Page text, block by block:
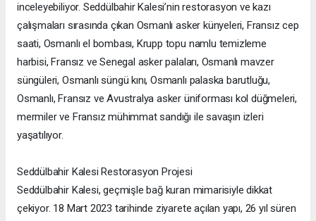
inceleyebiliyor. Seddülbahir Kalesi’nin restorasyon ve kazı
çalışmaları sırasında çıkan Osmanlı asker künyeleri, Fransız cep
saati, Osmanlı el bombası, Krupp topu namlu temizleme
harbisi, Fransız ve Senegal asker palaları, Osmanlı mavzer
süngüleri, Osmanlı süngü kını, Osmanlı palaska barutluğu,
Osmanlı, Fransız ve Avustralya asker üniforması kol düğmeleri,
mermiler ve Fransız mühimmat sandığı ile savaşın izleri
yaşatılıyor.
Seddülbahir Kalesi Restorasyon Projesi
Seddülbahir Kalesi, geçmişle bağ kuran mimarisiyle dikkat
çekiyor. 18 Mart 2023 tarihinde ziyarete açılan yapı, 26 yıl süren